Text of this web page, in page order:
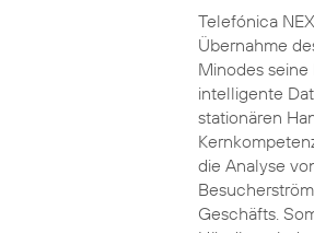
Telefónica
Übernahme
Minodes
intelligente
stationären
die Analyse
Geschäfts.